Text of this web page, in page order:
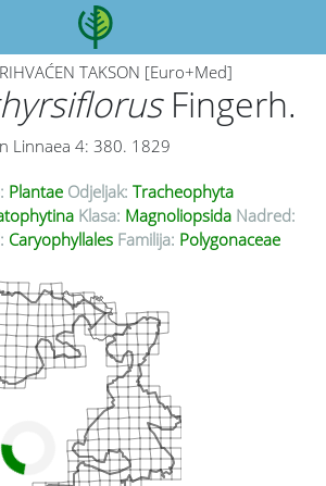
TAKSON [Euro+Med]
Fingerh.
Linnaea 4: 380. 1829
Plantae Odjeljak: Tracheophyta
Klasa: Magnoliopsida Nadred:
Caryophyllales Familija: Polygonaceae